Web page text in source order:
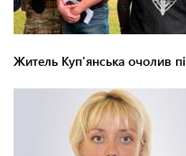
Житель Куп'янська очолив